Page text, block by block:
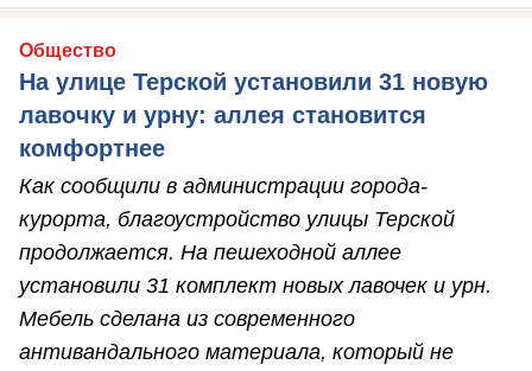
Общество
На улице Терской установили 31 новую
лавочку и урну: аллея становится
комфортнее
Как сообщили в администрации города-
курорта, благоустройство улицы Терской
продолжается. На пешеходной аллее
установили 31 комплект новых лавочек и урн.
Мебель сделана из современного
антивандального материала, который не